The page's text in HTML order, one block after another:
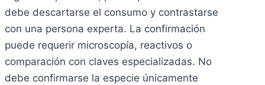
debe descartarse el consumo y contrastarse
con una persona experta. La confirmación
puede requerir microscopía, reactivos o
comparación con claves especializadas. No
debe confirmarse la especie únicamente